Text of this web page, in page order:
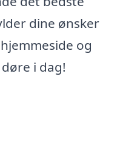
dine ønsker
og
i dag!